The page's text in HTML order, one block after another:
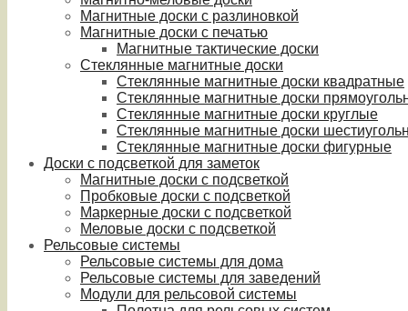
Магнитные доски с разлиновкой
Магнитные доски с печатью
Магнитные тактические доски
Стеклянные магнитные доски
Стеклянные магнитные доски квадратные
Стеклянные магнитные доски
Стеклянные магнитные доски круглые
Стеклянные магнитные доски
Стеклянные магнитные доски фигурные
Доски с подсветкой для заметок
Магнитные доски с подсветкой
Пробковые доски с подсветкой
Маркерные доски с подсветкой
Меловые доски с подсветкой
Рельсовые системы
Рельсовые системы для дома
Рельсовые системы для заведений
Модули для рельсовой системы